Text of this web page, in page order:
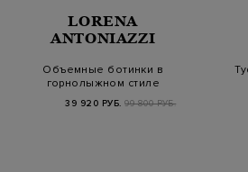
LORENA
ANTONIAZZI
Объемные ботинки в
горнолыжном стиле
39 920 РУБ. 99 800 РУБ.